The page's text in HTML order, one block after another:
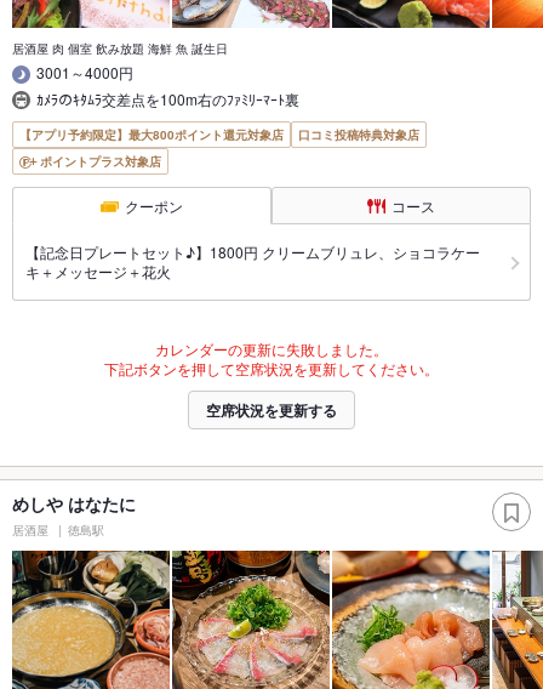
居酒屋 肉 個室 飲み放題 海鮮 魚 誕生日
3001～4000円
ｶﾒﾗのｷﾀﾑﾗ交差点を100m右のﾌｧﾐﾘｰﾏｰﾄ裏
【アプリ予約限定】最大800ポイント還元対象店
口コミ投稿特典対象店
ポイントプラス対象店
クーポン コース
【記念日プレートセット♪】1800円 クリームブリュレ、ショコラケー
キ＋メッセージ＋花火
カレンダーの更新に失敗しました。
下記ボタンを押して空席状況を更新してください。
空席状況を更新する
めしや はなたに
居酒屋 徳島駅